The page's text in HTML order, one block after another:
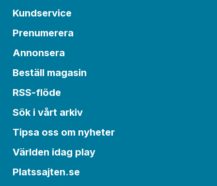
Kundservice
Prenumerera
Annonsera
Beställ magasin
RSS-flöde
Sök i vårt arkiv
Tipsa oss om nyheter
Världen idag play
Platssajten.se